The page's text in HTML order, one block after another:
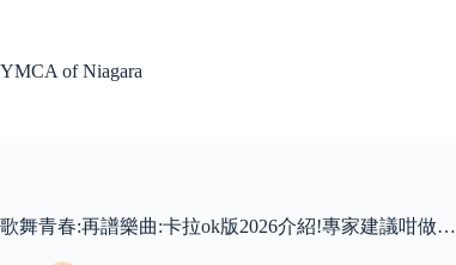
YMCA of Niagara
歌舞青春:再譜樂曲:卡拉ok版2026介紹!專家建議咁做…